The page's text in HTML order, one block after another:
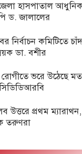
হাসপাতাল
ড. জালালের
নির্বাচন কমিটিতে
ডা. বশীর
ভরে উঠেছে
উত্তরে প্রথম ম্যারাথন,
তরুণরা